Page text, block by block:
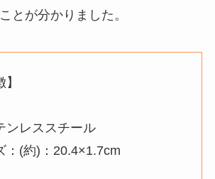
とが分かりました。
ンレススチール
：(約)：20.4×1.7cm